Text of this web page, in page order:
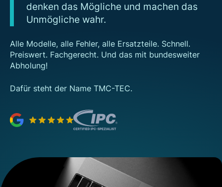
denken das Mögliche und machen das
Unmögliche wahr.
Alle Modelle, alle Fehler, alle Ersatzteile. Schnell.
Preiswert. Fachgerecht. Und das mit bundesweiter
Abholung!
Dafür steht der Name TMC-TEC.